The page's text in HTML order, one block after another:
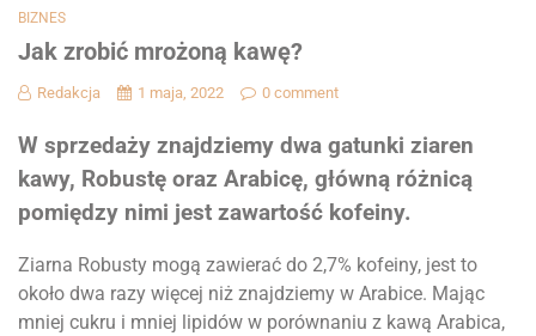
BIZNES
Jak zrobić mrożoną kawę?
Redakcja 1 maja, 2022 0 comment
W sprzedaży znajdziemy dwa gatunki ziaren
kawy, Robustę oraz Arabicę, główną różnicą
pomiędzy nimi jest zawartość kofeiny.
Ziarna Robusty mogą zawierać do 2,7% kofeiny, jest to
około dwa razy więcej niż znajdziemy w Arabice. Mając
mniej cukru i mniej lipidów w porównaniu z kawą Arabica,